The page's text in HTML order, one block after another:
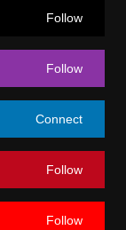
Follow
Follow
Connect
Follow
Follow